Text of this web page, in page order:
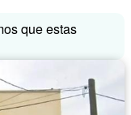
que estas